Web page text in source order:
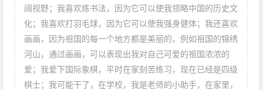
阔视野；我喜欢练书法，因为它可以使我领略中国的历史文
化；我喜欢打羽毛球，因为它可以使我强身健体；我还喜欢
画画，因为祖国的每一个地方都是美丽的，例如祖国的锦绣
河山，通过画画，可以表现出我对自己可爱的祖国浓浓的
爱；我爱下国际象棋，平时在家刻苦练习，现在已经是四级
棋士；我可能干了，在学校，我是老师的小助手，在家里，